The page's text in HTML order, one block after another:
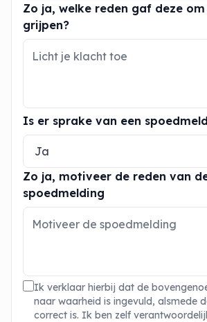
Zo ja, welke reden gaf deze
grijpen?
Is er sprake van een
Zo ja, motiveer de reden van
spoedmelding
Ik verklaar hierbij dat de
naar waarheid is ingevuld, alsmede
correct is. Ik ben zelf